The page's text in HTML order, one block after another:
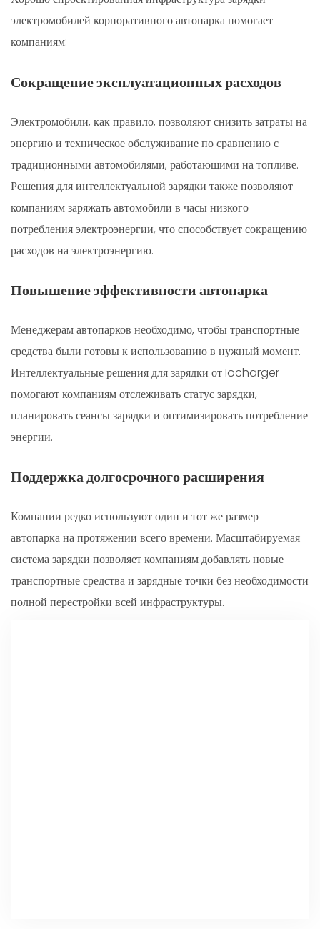
электромобилей корпоративного автопарка помогает
компаниям:
Сокращение эксплуатационных расходов
Электромобили, как правило, позволяют снизить затраты на
энергию и техническое обслуживание по сравнению с
традиционными автомобилями, работающими на топливе.
Решения для интеллектуальной зарядки также позволяют
компаниям заряжать автомобили в часы низкого
потребления электроэнергии, что способствует сокращению
расходов на электроэнергию.
Повышение эффективности автопарка
Менеджерам автопарков необходимо, чтобы транспортные
средства были готовы к использованию в нужный момент.
Интеллектуальные решения для зарядки от Iocharger
помогают компаниям отслеживать статус зарядки,
планировать сеансы зарядки и оптимизировать потребление
энергии.
Поддержка долгосрочного расширения
Компании редко используют один и тот же размер
автопарка на протяжении всего времени. Масштабируемая
система зарядки позволяет компаниям добавлять новые
транспортные средства и зарядные точки без необходимости
полной перестройки всей инфраструктуры.